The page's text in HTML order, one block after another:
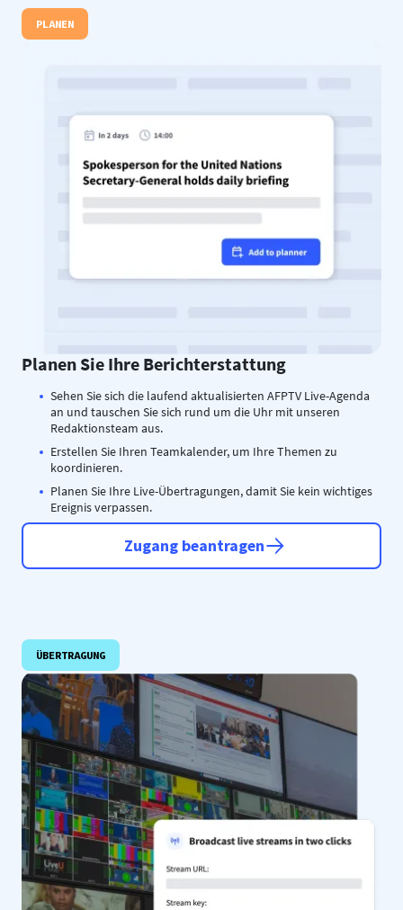
PLANEN
Planen Sie Ihre Berichterstattung
Sehen Sie sich die laufend aktualisierten AFPTV Live-Agenda
an und tauschen Sie sich rund um die Uhr mit unseren
Redaktionsteam aus.
Erstellen Sie Ihren Teamkalender, um Ihre Themen zu
koordinieren.
Planen Sie Ihre Live-Übertragungen, damit Sie kein wichtiges
Ereignis verpassen.
Zugang beantragen
ÜBERTRAGUNG